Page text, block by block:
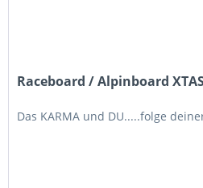
Raceboard / Alpinboard
Das KARMA und DU.....folge